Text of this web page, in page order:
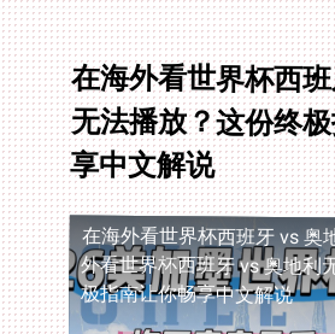
在海外看世界杯西
无法播放？这份终
享中文解说
在海外看世界杯西班牙 vs 奥
极指南让你畅享中文解说